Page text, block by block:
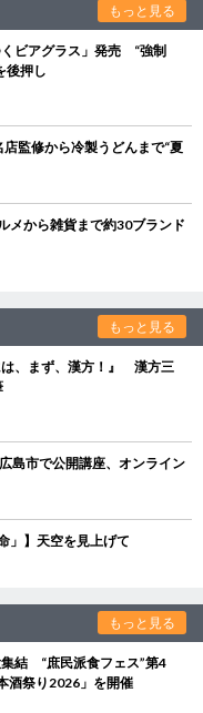
もっと見る
ビアグラス」発売 “強制
後押し
監修から冷製うどんまで“夏
から雑貨まで約30ブランド
もっと見る
、まず、漢方！』 漢方三
島市で公開講座、オンライン
」】天空を見上げて
もっと見る
結 “庶民派食フェス”第4
酒祭り2026」を開催